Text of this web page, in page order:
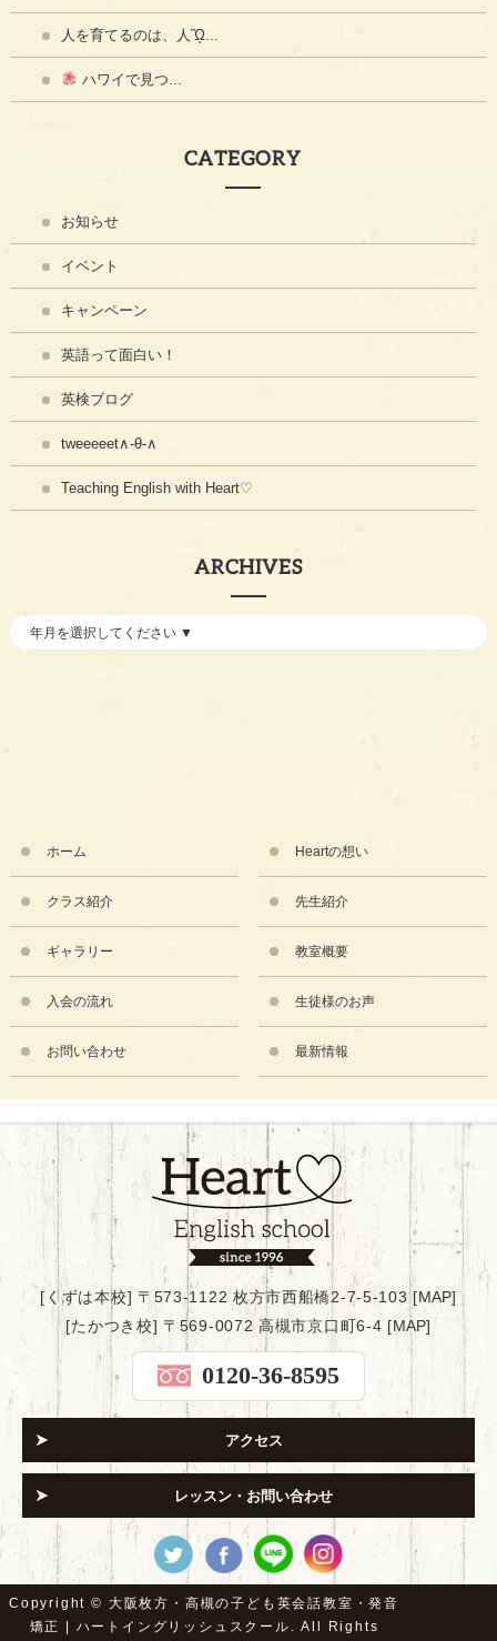
人を育てるのは、人ᾫ...
ハワイで見つ...
CATEGORY
お知らせ
イベント
キャンペーン
英語って面白い！
英検ブログ
tweeeeet∧-θ-∧
Teaching English with Heart♡
ARCHIVES
ホーム Heartの想い
クラス紹介 先生紹介
ギャラリー 教室概要
入会の流れ 生徒様のお声
お問い合わせ 最新情報
[くずは本校] 〒573-1122 枚方市西船橋2-7-5-103 [MAP]
[たかつき校] 〒569-0072 高槻市京口町6-4 [MAP]
0120-36-8595
アクセス
レッスン・お問い合わせ
Copyright © 大阪枚方・高槻の子ども英会話教室・発音
矯正 | ハートイングリッシュスクール. All Rights